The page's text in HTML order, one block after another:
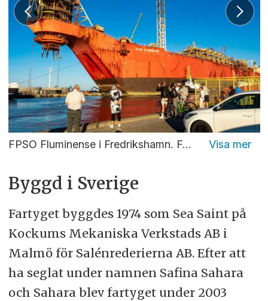
FPSO Fluminense i Fredrikshamn. Foto: Helle Krag Hornshøj
Byggd i Sverige
Fartyget byggdes 1974 som Sea Saint på
Kockums Mekaniska Verkstads AB i
Malmö för Salénrederierna AB. Efter att
ha seglat under namnen Safina Sahara
och Sahara blev fartyget under 2003